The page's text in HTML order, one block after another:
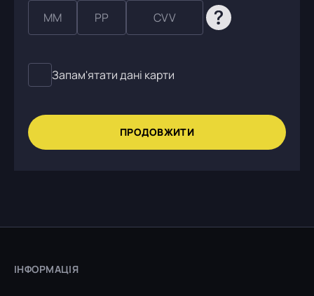
Запам'ятати дані карти
ПРОДОВЖИТИ
ІНФОРМАЦІЯ